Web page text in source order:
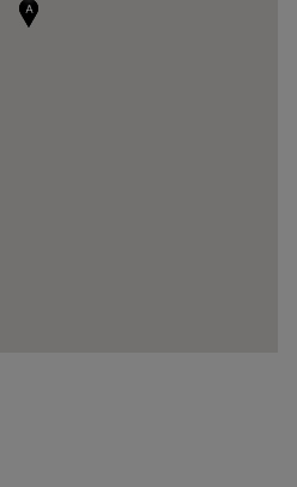
A